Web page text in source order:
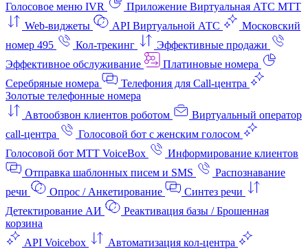
Голосовое меню IVR
Приложение Виртуальная АТС МТТ
Web-виджеты
API Виртуальной АТС
Московский
номер 495
Кол-трекинг
Эффективные продажи
Эффективное обслуживание
Платиновые номера
Серебряные номера
Телефония для Call-центра
Золотые телефонные номера
Автообзвон клиентов роботом
Виртуальный оператор
call-центра
Голосовой бот с женским голосом
Голосовой бот МТТ VoiceBox
Информирование клиентов
Отправка шаблонных писем и SMS
Распознавание
речи
Опрос / Анкетирование
Синтез речи
Детектирование АИ
Реактивация базы / Брошенная
корзина
API Voicebox
Автоматизация кол‑центра